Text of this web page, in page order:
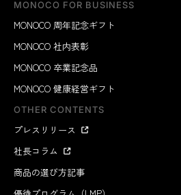
MONOCO FOR BUSINESS
MONOCO 周年記念ギフト
MONOCO 社内表彰
MONOCO 卒業記念品
MONOCO 健康経営ギフト
OTHER CONTENTS
プレスリリース
社長コラム
商品の選び方記事